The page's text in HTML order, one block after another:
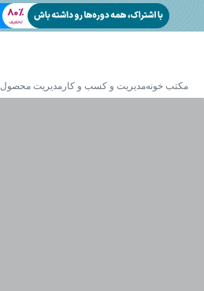
مکتب خونهمدیریت و کسب و کار مدیریت محصول